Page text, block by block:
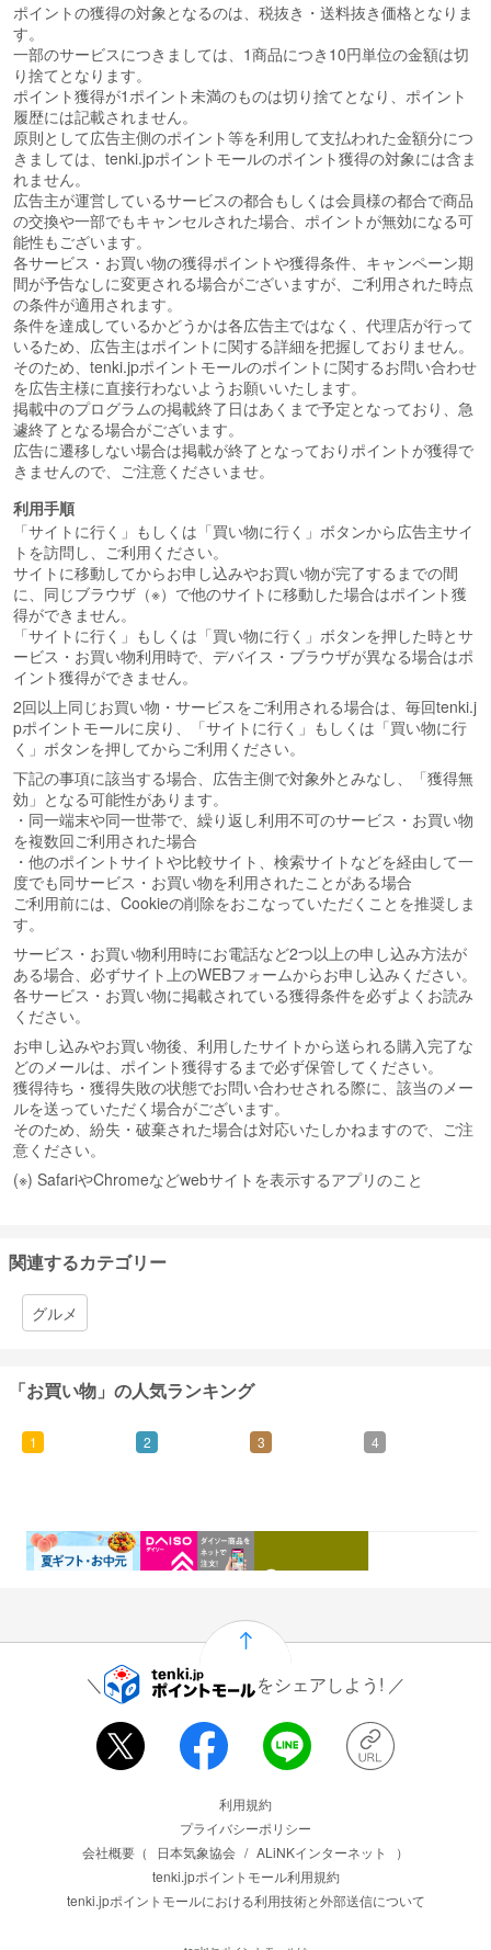
ポイントの獲得の対象となるのは、税抜き・送料抜き価格となりま
す。
一部のサービスにつきましては、1商品につき10円単位の金額は切
り捨てとなります。
ポイント獲得が1ポイント未満のものは切り捨てとなり、ポイント
履歴には記載されません。
原則として広告主側のポイント等を利用して支払われた金額分につ
きましては、tenki.jpポイントモールのポイント獲得の対象には含ま
れません。
広告主が運営しているサービスの都合もしくは会員様の都合で商品
の交換や一部でもキャンセルされた場合、ポイントが無効になる可
能性もございます。
各サービス・お買い物の獲得ポイントや獲得条件、キャンペーン期
間が予告なしに変更される場合がございますが、ご利用された時点
の条件が適用されます。
条件を達成しているかどうかは各広告主ではなく、代理店が行って
いるため、広告主はポイントに関する詳細を把握しておりません。
そのため、tenki.jpポイントモールのポイントに関するお問い合わせ
を広告主様に直接行わないようお願いいたします。
掲載中のプログラムの掲載終了日はあくまで予定となっており、急
遽終了となる場合がございます。
広告に遷移しない場合は掲載が終了となっておりポイントが獲得で
きませんので、ご注意くださいませ。
利用手順
「サイトに行く」もしくは「買い物に行く」ボタンから広告主サイ
トを訪問し、ご利用ください。
サイトに移動してからお申し込みやお買い物が完了するまでの間
に、同じブラウザ（※）で他のサイトに移動した場合はポイント獲
得ができません。
「サイトに行く」もしくは「買い物に行く」ボタンを押した時とサ
ービス・お買い物利用時で、デバイス・ブラウザが異なる場合はポ
イント獲得ができません。
2回以上同じお買い物・サービスをご利用される場合は、毎回tenki.j
pポイントモールに戻り、「サイトに行く」もしくは「買い物に行
く」ボタンを押してからご利用ください。
下記の事項に該当する場合、広告主側で対象外とみなし、「獲得無
効」となる可能性があります。
・同一端末や同一世帯で、繰り返し利用不可のサービス・お買い物
を複数回ご利用された場合
・他のポイントサイトや比較サイト、検索サイトなどを経由して一
度でも同サービス・お買い物を利用されたことがある場合
ご利用前には、Cookieの削除をおこなっていただくことを推奨しま
す。
サービス・お買い物利用時にお電話など2つ以上の申し込み方法が
ある場合、必ずサイト上のWEBフォームからお申し込みください。
各サービス・お買い物に掲載されている獲得条件を必ずよくお読み
ください。
お申し込みやお買い物後、利用したサイトから送られる購入完了な
どのメールは、ポイント獲得するまで必ず保管してください。
獲得待ち・獲得失敗の状態でお問い合わせされる際に、該当のメー
ルを送っていただく場合がございます。
そのため、紛失・破棄された場合は対応いたしかねますので、ご注
意ください。
(※) SafariやChromeなどwebサイトを表示するアプリのこと
関連するカテゴリー
グルメ
「お買い物」の人気ランキング
1
0.46%還元
2
1.5%還元
3 4
をシェアしよう!
利用規約
プライバシーポリシー
会社概要（
日本気象協会 / ALiNKインターネット
）
tenki.jpポイントモール利用規約
tenki.jpポイントモールにおける利用技術と外部送信について